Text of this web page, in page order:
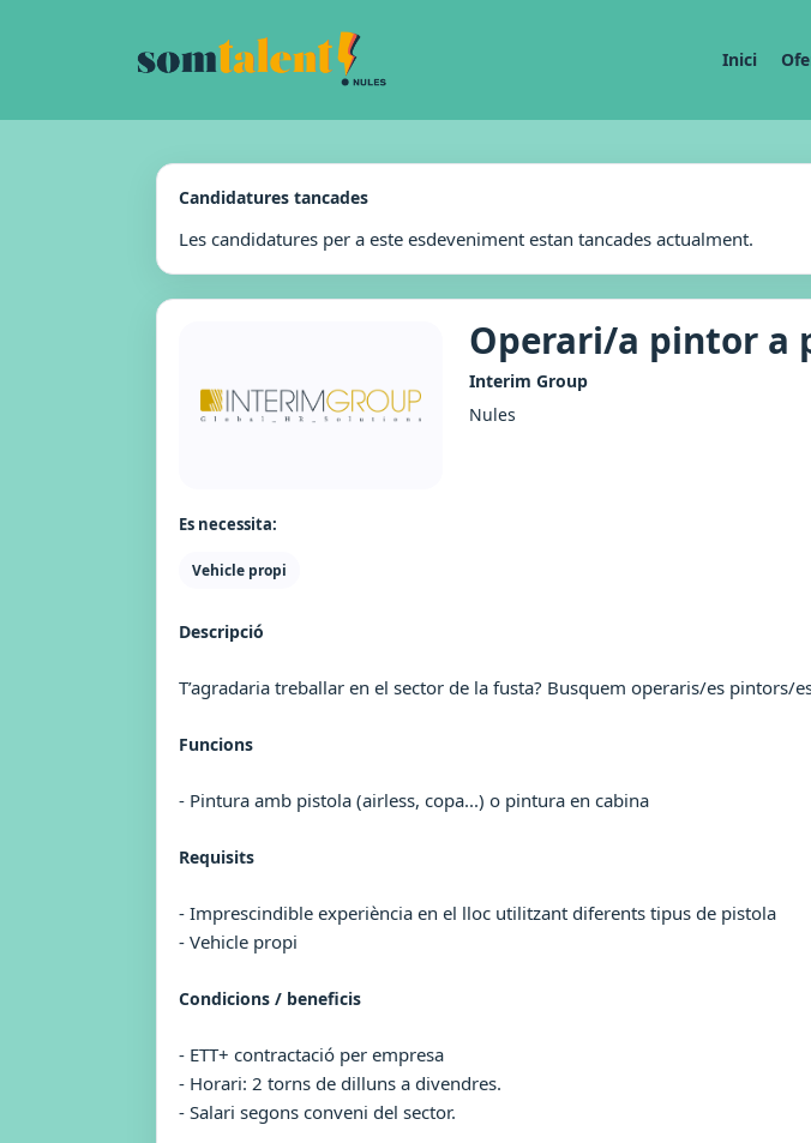
Inici
Candidatures tancades
Les candidatures per a este esdeveniment estan tancades actualment.
Operari/a pintor a
Interim Group
Nules
Es necessita:
Vehicle propi
Descripció
T’agradaria treballar en el sector de la fusta? Busquem operaris/es
Funcions
- Pintura amb pistola (airless, copa...) o pintura en cabina
Requisits
- Imprescindible experiència en el lloc utilitzant diferents tipus de pistola
- Vehicle propi
Condicions / beneficis
- ETT+ contractació per empresa
- Horari: 2 torns de dilluns a divendres.
- Salari segons conveni del sector.